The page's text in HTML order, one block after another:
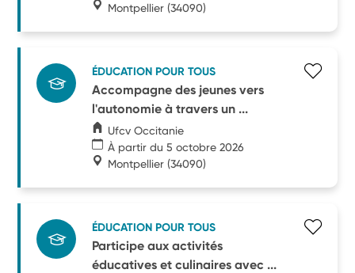
Montpellier (34090)
ÉDUCATION POUR TOUS
Accompagne des jeunes vers
l'autonomie à travers un ...
Ufcv Occitanie
À partir du 5 octobre 2026
Montpellier (34090)
ÉDUCATION POUR TOUS
Participe aux activités
éducatives et culinaires avec ...